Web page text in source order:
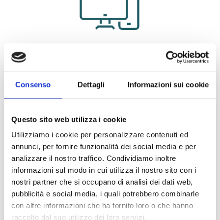
Consenso Dettagli Informazioni sui cookie
Questo sito web utilizza i cookie
Utilizziamo i cookie per personalizzare contenuti ed
annunci, per fornire funzionalità dei social media e per
analizzare il nostro traffico. Condividiamo inoltre
informazioni sul modo in cui utilizza il nostro sito con i
nostri partner che si occupano di analisi dei dati web,
pubblicità e social media, i quali potrebbero combinarle
con altre informazioni che ha fornito loro o che hanno
raccolto dal suo utilizzo dei loro servizi.
Scadenza Iscrizione:19/08/2026
SEDE ESAMI
Esami in 100 città:
Agrigento, Alessandria, Ancona, Andria, Aosta, Arezzo,
Avellino, Bari, Belluno, Benevento, Bergamo, Bologna,
Bolzano, Brescia, Brindisi, Cagliari, Caltanissetta,
Campobasso, Canicattì, Capo d’Orlando/Milazzo (ME),